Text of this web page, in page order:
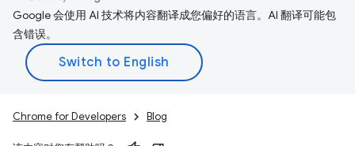
Google 会使用 AI 技术将内容翻译成您偏好的语言。AI 翻译可能包
含错误。
Chrome for Developers Blog